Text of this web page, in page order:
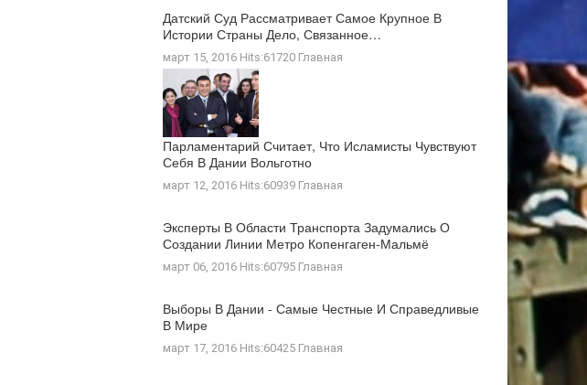
Датский Суд Рассматривает Самое Крупное В
Истории Страны Дело, Связанное…
март 15, 2016 Hits:61720 Главная
Парламентарий Считает, Что Исламисты Чувствуют
Себя В Дании Вольготно
март 12, 2016 Hits:60939 Главная
Эксперты В Области Транспорта Задумались О
Создании Линии Метро Копенгаген-Мальмё
март 06, 2016 Hits:60795 Главная
Выборы В Дании - Самые Честные И Справедливые
В Мире
март 17, 2016 Hits:60425 Главная